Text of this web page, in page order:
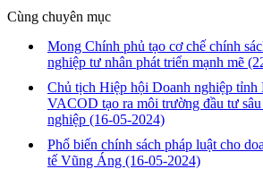
Cùng chuyên mục
Mong Chính phủ tạo cơ chế chính
nghiệp tư nhân phát triển mạnh mẽ
Chủ tịch Hiệp hội Doanh nghiệp
VACOD tạo ra môi trường đầu tư
nghiệp (16-05-2024)
Phổ biến chính sách pháp luật cho
tế Vũng Áng (16-05-2024)